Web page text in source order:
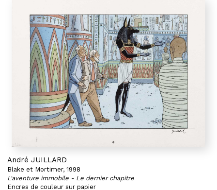
André JUILLARD
Blake et Mortimer, 1998
L'aventure immobile - Le dernier chapitre
Encres de couleur sur papier